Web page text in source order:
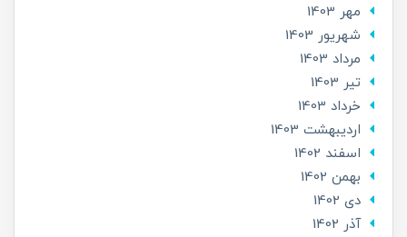
مهر 1403
شهریور 1403
مرداد 1403
تير 1403
خرداد 1403
ارديبهشت 1403
اسفند 1402
بهمن 1402
دی 1402
آذر 1402